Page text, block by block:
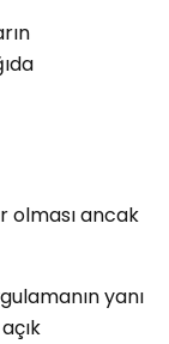
olması ancak
yanı